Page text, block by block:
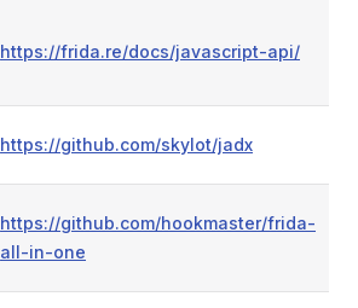
https://frida.re/docs/javascript-api/
https://github.com/skylot/jadx
https://github.com/hookmaster/frida-
all-in-one